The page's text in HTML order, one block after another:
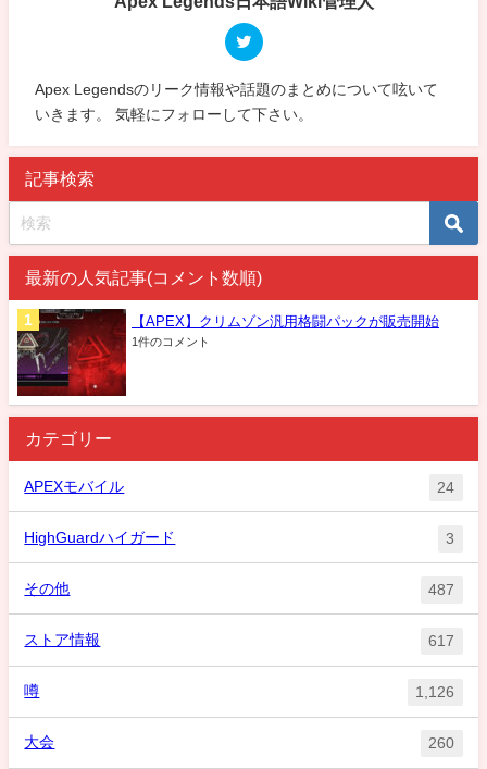
Apex Legendsのリーク情報や話題のまとめについて呟いて
いきます。 気軽にフォローして下さい。
記事検索
最新の人気記事(コメント数順)
【APEX】クリムゾン汎用格闘パックが販売開始
1件のコメント
カテゴリー
APEXモバイル 24
HighGuardハイガード 3
その他 487
ストア情報 617
噂 1,126
大会 260